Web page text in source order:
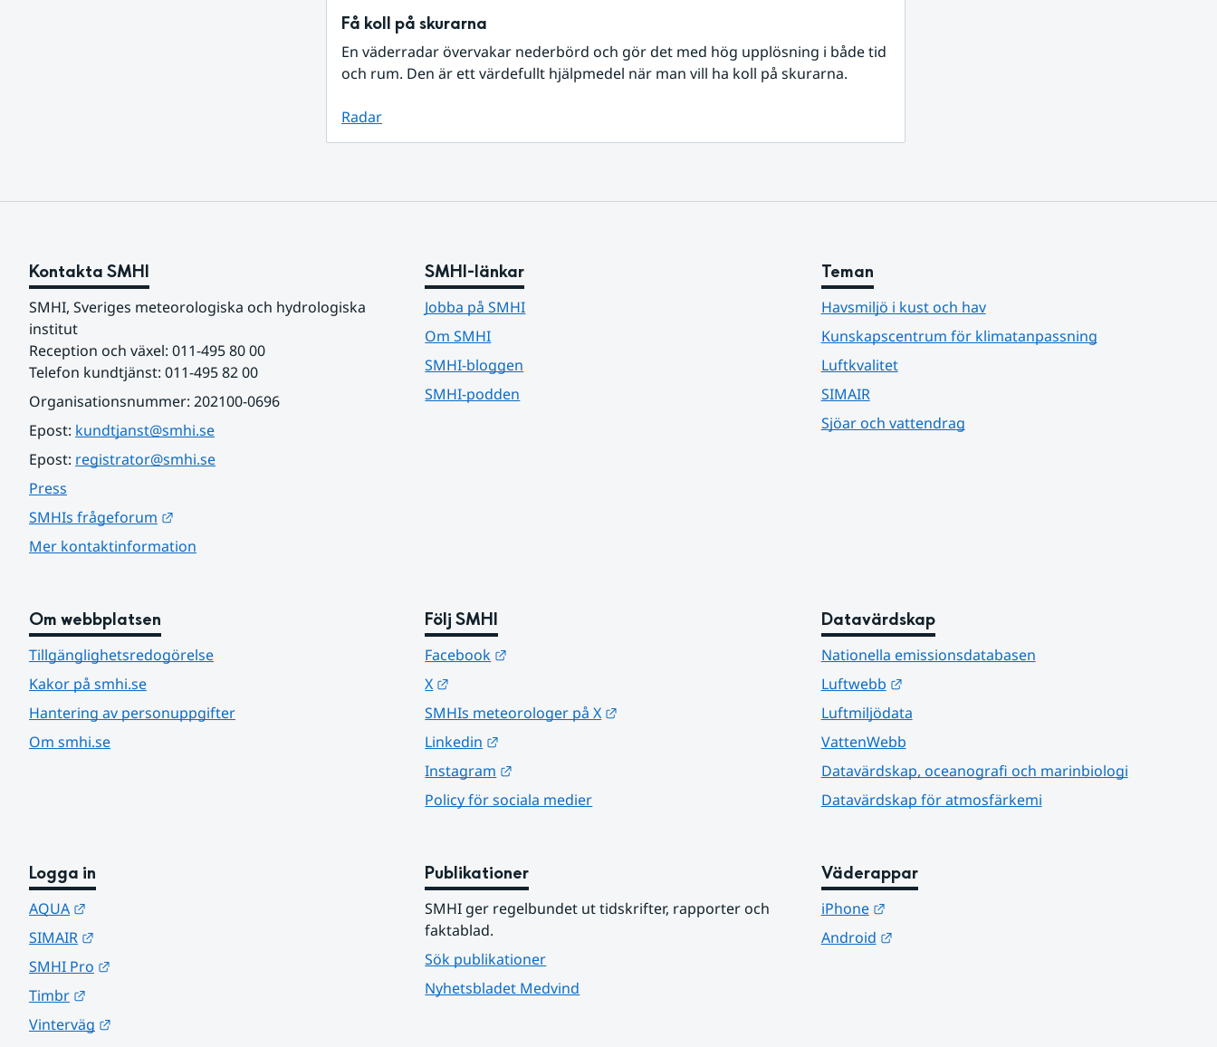
Få koll på skurarna
En väderradar övervakar nederbörd och gör det med hög upplösning i både tid
och rum. Den är ett värdefullt hjälpmedel när man vill ha koll på skurarna.
Radar
Kontakta SMHI
SMHI, Sveriges meteorologiska och hydrologiska
institut
Reception och växel: 011-495 80 00
Telefon kundtjänst: 011-495 82 00
Organisationsnummer: 202100-0696
Epost: kundtjanst@smhi.se
Epost: registrator@smhi.se
Press
SMHIs frågeforum
Mer kontaktinformation
SMHI-länkar
Jobba på SMHI
Om SMHI
SMHI-bloggen
SMHI-podden
Teman
Havsmiljö i kust och hav
Kunskapscentrum för klimatanpassning
Luftkvalitet
SIMAIR
Sjöar och vattendrag
Om webbplatsen
Tillgänglighetsredogörelse
Kakor på smhi.se
Hantering av personuppgifter
Om smhi.se
Följ SMHI
Facebook
X
SMHIs meteorologer på X
Linkedin
Instagram
Policy för sociala medier
Datavärdskap
Nationella emissionsdatabasen
Luftwebb
Länk till annan webbplats.
Luftmiljödata
VattenWebb
Datavärdskap, oceanografi och marinbiologi
Datavärdskap för atmosfärkemi
Logga in
AQUA
SIMAIR
SMHI Pro
Timbr
Vinterväg
Publikationer
SMHI ger regelbundet ut tidskrifter, rapporter och
faktablad.
Sök publikationer
Nyhetsbladet Medvind
Väderappar
iPhone
Länk till annan webbplats.
Android
Länk till annan webbplats.